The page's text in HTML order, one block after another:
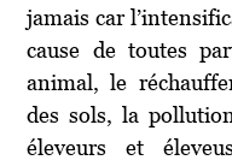
jamais car
cause de toutes
animal, le
des sols, la
éleveurs et